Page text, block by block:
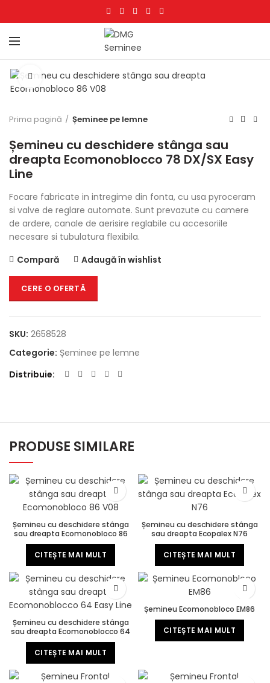
Click to enlarge
Prima pagină Șeminee pe lemne
Șemineu cu deschidere stânga sau
dreapta Ecomonoblocco 78 DX/SX Easy
Line
Focare fabricate in intregime din fonta, cu usa pyroceram
si valve de reglare automate. Sunt prevazute cu camere
de ardere, canale de aerisire reglabile cu accesoriile
necesare si tubulatura flexibila.
Compară
Adaugă în wishlist
CERE O OFERTĂ
SKU: 2658528
Categorie: Șeminee pe lemne
Distribuie
PRODUSE SIMILARE
Șemineu cu deschidere stânga
sau dreapta Ecomonobloco 86
V08
CITEȘTE MAI MULT
Șemineu cu deschidere stânga
sau dreapta Ecopalex N76
CITEȘTE MAI MULT
Șemineu cu deschidere stânga
sau dreapta Ecomonoblocco 64
Easy Line
CITEȘTE MAI MULT
Șemineu Ecomonobloco EM86
CITEȘTE MAI MULT